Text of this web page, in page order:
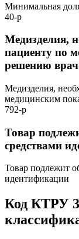
Минимальная
40-р
Медизделия,
пациенту по
решению
Медизделия,
медицинским
792-р
Товар
средствами
Товар подлежит
идентификации
Код КТРУ